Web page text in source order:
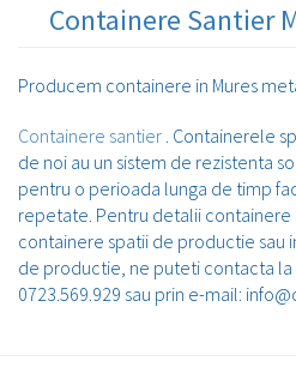
Containere Santier
Producem containere in Mures
Containere santier . Containerele
de noi au un sistem de rezistenta
pentru o perioada lunga de timp
repetate. Pentru detalii
containere spatii de productie sau
de productie, ne puteti contacta
0723.569.929 sau prin e-mail: